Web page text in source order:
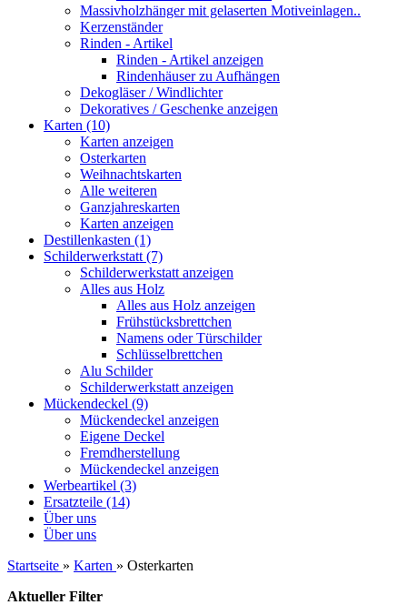
Massivholzhänger mit gelaserten Motiveinlagen..
Kerzenständer
Rinden - Artikel
Rinden - Artikel anzeigen
Rindenhäuser zu Aufhängen
Dekogläser / Windlichter
Dekoratives / Geschenke anzeigen
Karten (10)
Karten anzeigen
Osterkarten
Weihnachtskarten
Alle weiteren
Ganzjahreskarten
Karten anzeigen
Destillenkasten (1)
Schilderwerkstatt (7)
Schilderwerkstatt anzeigen
Alles aus Holz
Alles aus Holz anzeigen
Frühstücksbrettchen
Namens oder Türschilder
Schlüsselbrettchen
Alu Schilder
Schilderwerkstatt anzeigen
Mückendeckel (9)
Mückendeckel anzeigen
Eigene Deckel
Fremdherstellung
Mückendeckel anzeigen
Werbeartikel (3)
Ersatzteile (14)
Über uns
Über uns
Startseite » Karten » Osterkarten
Aktueller Filter